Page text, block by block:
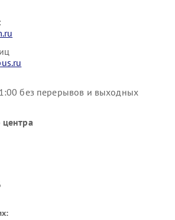
без перерывов и выходных
центра